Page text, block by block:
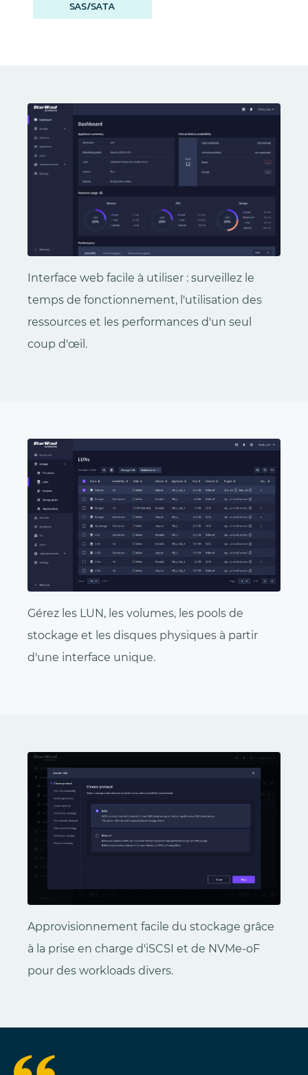
SAS/SATA
Interface web facile à utiliser : surveillez le
temps de fonctionnement, l'utilisation des
ressources et les performances d'un seul
coup d'œil.
Gérez les LUN, les volumes, les pools de
stockage et les disques physiques à partir
d'une interface unique.
Approvisionnement facile du stockage grâce
à la prise en charge d'iSCSI et de NVMe-oF
pour des workloads divers.